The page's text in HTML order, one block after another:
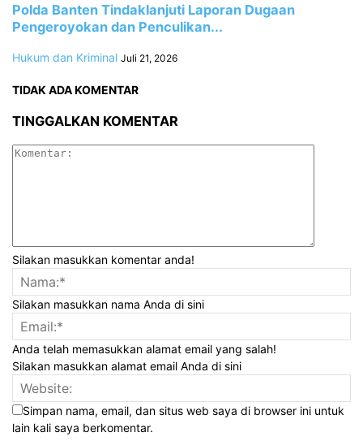
Polda Banten Tindaklanjuti Laporan Dugaan
Pengeroyokan dan Penculikan...
Hukum dan Kriminal Juli 21, 2026
TIDAK ADA KOMENTAR
TINGGALKAN KOMENTAR
Silakan masukkan komentar anda!
Silakan masukkan nama Anda di sini
Anda telah memasukkan alamat email yang salah!
Silakan masukkan alamat email Anda di sini
Simpan nama, email, dan situs web saya di browser ini untuk
lain kali saya berkomentar.